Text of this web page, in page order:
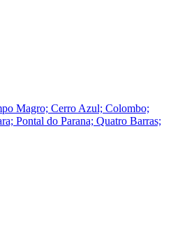
Magro; Cerro Azul; Colombo;
Pontal do Parana; Quatro Barras;